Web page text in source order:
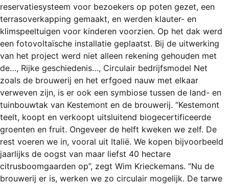
REGISTREREN
ADVERTEREN
MELDPUNT
PERS/PUBLICATIES
FACEBOOK
LINKS
reservatiesysteem voor bezoekers op poten gezet, een
terrasoverkapping gemaakt, en werden klauter- en
klimspeeltuigen voor kinderen voorzien. Op het dak werd
een fotovoltaïsche installatie geplaatst. Bij de uitwerking
van het project werd niet alleen rekening gehouden met
de…, Rijke geschiedenis…, Circulair bedrijfsmodel Net
zoals de brouwerij en het erfgoed nauw met elkaar
verweven zijn, is er ook een symbiose tussen de land- en
tuinbouwtak van Kestemont en de brouwerij. “Kestemont
teelt, koopt en verkoopt uitsluitend biogecertificeerde
groenten en fruit. Ongeveer de helft kweken we zelf. De
rest voeren we in, vooral uit Italië. We kopen bijvoorbeeld
jaarlijks de oogst van maar liefst 40 hectare
citrusboomgaarden op”, zegt Wim Krieckemans. “Nu de
brouwerij er is, werken we zo circulair mogelijk. De tarwe